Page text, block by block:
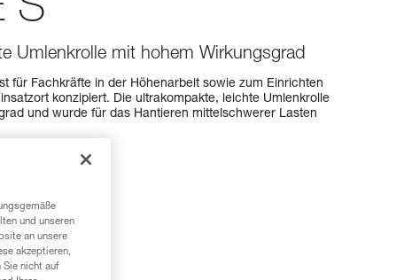
S
Umlenkrolle mit hohem Wirkungsgrad
für Fachkräfte in der Höhenarbeit sowie zum Einrichten
konzipiert. Die ultrakompakte, leichte Umlenkrolle
und wurde für das Hantieren mittelschwerer Lasten
und unseren
an unsere
akzeptieren,
Sie nicht auf